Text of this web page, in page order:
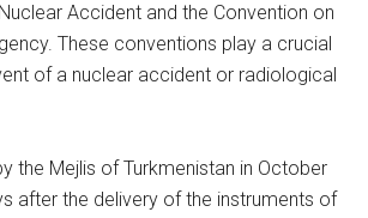
Accident and the Convention on
These conventions play a crucial
of a nuclear accident or radiological
the Mejlis of Turkmenistan in October
after the delivery of the instruments of